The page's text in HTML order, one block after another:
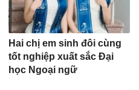
Hai chị em sinh đôi cùng
tốt nghiệp xuất sắc Đại
học Ngoại ngữ